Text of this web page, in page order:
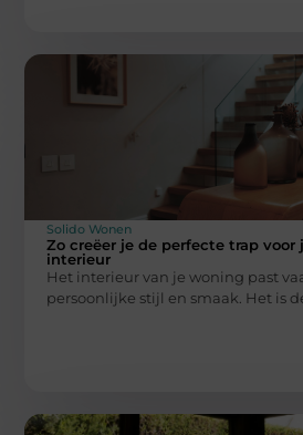
Solido Wonen
Zo creëer je de perfecte trap voor
interieur
Het interieur van je woning past
persoonlijke stijl en smaak. Het is